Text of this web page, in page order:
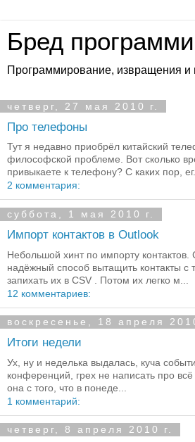
Бред
Программирование, извращения и
четверг, 27 мая 2010 г.
Про телефоны
Тут я недавно приобрёл китайский
философской проблеме. Вот сколько
привыкаете к телефону? С каких пор,
2 комментария:
суббота, 1 мая 2010 г.
Импорт контактов в Outlook
Небольшой хинт по импорту
надёжный способ вытащить контакты с
запихать их в CSV . Потом их легко м...
12 комментариев:
воскресенье, 18 апреля
Итоги недели
Ух, ну и неделька выдалась, куча
конференций, грех не написать про
она с того, что в понеде...
1 комментарий:
четверг, 8 апреля 2010 г.